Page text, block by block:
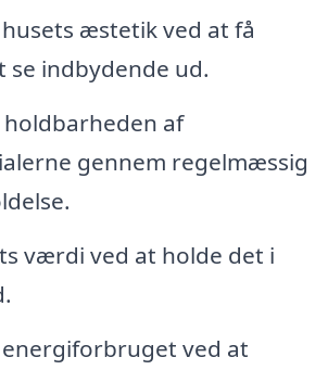
æstetik ved at få
se indbydende ud.
af
gennem regelmæssig
værdi ved at holde det i
ved at